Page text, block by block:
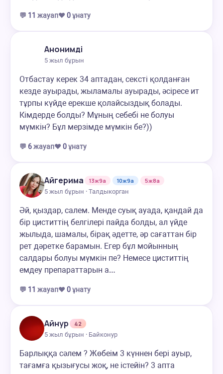
💬 11 жауап❤️ 0ұнату
Анонимді
5 жыл бұрын
Отбастау керек 34 аптадан, сексті қолданған
кезде ауырады, жыламалы ауырады, әсіресе ит
тұрпы күйде ерекше қолайсыздық болады.
Кімдерде болды? Мұның себебі не болуы
мүмкін? Бұл мерзімде мүмкін бе?))
💬 6жауап❤️ 0ұнату
Айгерима 13ж9а 10ж9а
5ж8а
5 жыл бұрын · Талдыкорган
Әй, қыздар, салем. Менде суық ауада, қандай да
бір циститтің белгілері пайда болды, ал үйде
жылыда, шамалы, бірақ әдетте, әр сағаттан бір
рет дәретке барамын. Егер бұл мойынның
салдары болуы мүмкін пе? Немесе циститтің
емдеу препараттарын а…
💬 11 жауап❤️ 0ұнату
Айнур
42
5 жыл бұрын · Байконур
Барлыққа сәлем ? Жөбеім 3 күннен бері ауыр,
тағамға қызығусы жоқ, не істейін? 3 апта